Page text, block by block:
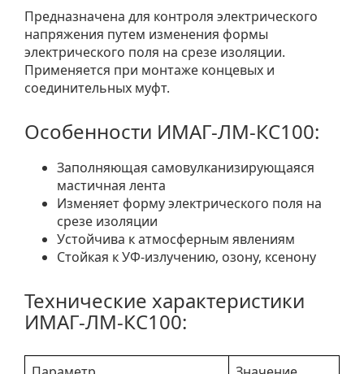
Предназначена для контроля электрического
напряжения путем изменения формы
электрического поля на срезе изоляции.
Применяется при монтаже концевых и
соединительных муфт.
Особенности ИМАГ-ЛМ-КС100:
Заполняющая самовулканизирующаяся
мастичная лента
Изменяет форму электрического поля на
срезе изоляции
Устойчива к атмосферным явлениям
Стойкая к УФ-излучению, озону, ксенону
Технические характеристики
ИМАГ-ЛМ-КС100: